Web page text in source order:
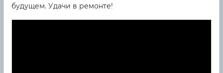
будущем. Удачи в ремонте!